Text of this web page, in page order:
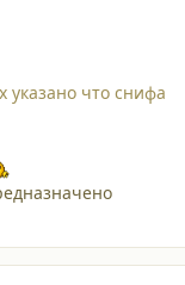
указано что снифа